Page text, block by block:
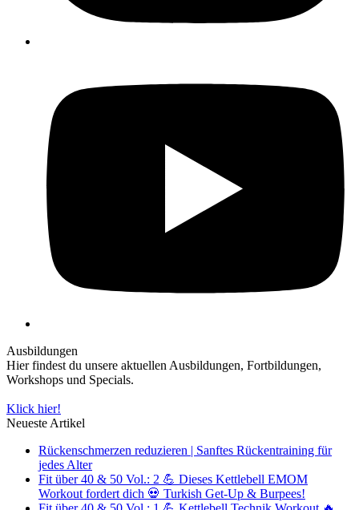
Ausbildungen
Hier findest du unsere aktuellen Ausbildungen, Fortbildungen,
Workshops und Specials.
Klick hier!
Neueste Artikel
Rückenschmerzen reduzieren | Sanftes Rückentraining für
jedes Alter
Fit über 40 & 50 Vol.: 2 💪 Dieses Kettlebell EMOM
Workout fordert dich 💀 Turkish Get-Up & Burpees!